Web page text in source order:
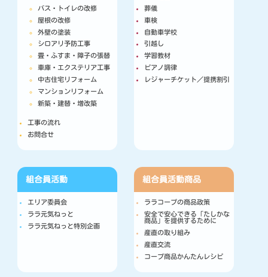
バス・トイレの改修
屋根の改修
外壁の塗装
シロアリ予防工事
畳・ふすま・障子の張替
車庫・エクステリア工事
中古住宅リフォーム
マンションリフォーム
新築・建替・増改築
工事の流れ
お問合せ
葬儀
車検
自動車学校
引越し
学習教材
ピアノ調律
レジャーチケット／提携割引
組合員活動
エリア委員会
ララ元気ねっと
ララ元気ねっと特別企画
組合員活動商品
ララコープの商品政策
安全で安心できる「たしかな
商品」を提供するために
産直の取り組み
産直交流
コープ商品かんたんレシピ